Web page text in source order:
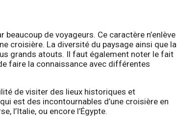
de voyageurs. Ce caractère n’enlève
croisière. La diversité du paysage ainsi que la
grands atouts. Il faut également noter le fait
faire la connaissance avec différentes
de visiter des lieux historiques et
est des incontournables d’une croisière en
l’Italie, ou encore l’Égypte.